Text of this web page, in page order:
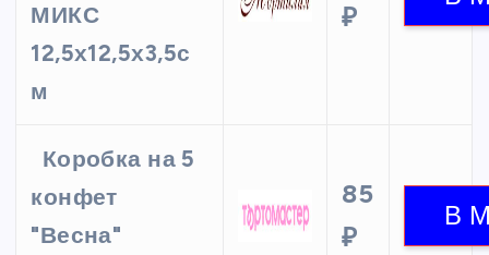
МИКС
12,5х12,5х3,5с
м
₽
Коробка на 5
конфет
"Весна"
85
₽